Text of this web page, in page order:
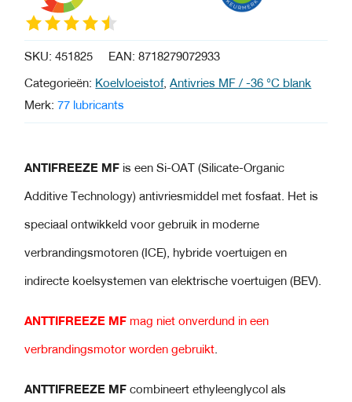
SKU:451825 EAN:8718279072933
Categorieën: Koelvloeistof,Antivries MF / -36 °C blank
Merk:77 lubricants
ANTIFREEZE MF is een Si-OAT (Silicate-Organic
Additive Technology) antivriesmiddel met fosfaat. Het is
speciaal ontwikkeld voor gebruik in moderne
verbrandingsmotoren (ICE), hybride voertuigen en
indirecte koelsystemen van elektrische voertuigen (BEV).
ANTTIFREEZE MF mag niet onverdund in een
verbrandingsmotor worden gebruikt
ANTTIFREEZE MF combineert ethyleenglycol als